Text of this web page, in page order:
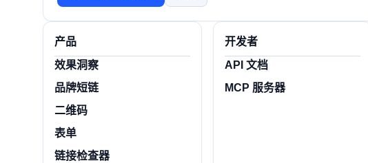
产品
效果洞察
品牌短链
二维码
表单
链接检查器
开发者
API 文档
MCP 服务器